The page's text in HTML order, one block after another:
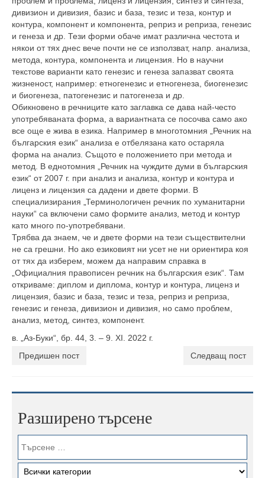
дивизион и дивизия, базис и база, тезис и теза, контур и
контура, компонент и компонента, реприз и реприза, генезис
и генеза и др. Тези форми обаче имат различна честота и
някои от тях днес вече почти не се използват, напр. анализа,
метода, контура, компонента и лицензия. Но в научни
текстове варианти като генезис и генеза запазват своята
жизненост, например: етногенезис и етногенеза, биогенезис
и биогенеза, патогенезис и патогенеза и др.
Обикновено в речниците като заглавка се дава най-често
употребяваната форма, а вариантната се посочва само ако
все още е жива в езика. Например в многотомния „Речник на
българския език“ анализа е отбелязана като остаряла
форма на анализ. Същото е положението при метода и
метод. В еднотомния „Речник на чуждите думи в българския
език“ от 2007 г. при анализ и анализа, контур и контура и
лиценз и лицензия са дадени и двете форми. В
специализирания „Терминологичен речник по хуманитарни
науки“ са включени само формите анализ, метод и контур
като много по-употребявани.
Трябва да знаем, че и двете форми на тези съществителни
не са грешни. Но ако езиковият ни усет не ни ориентира коя
от тях да изберем, можем да направим справка в
„Официалния правописен речник на българския език“. Там
откриваме: диплом и диплома, контур и контура, лиценз и
лицензия, базис и база, тезис и теза, реприз и реприза,
генезис и генеза, дивизион и дивизия, но само проблем,
анализ, метод, синтез, компонент.
в. „Аз-Буки“, бр. 44, 3. – 9. XI. 2022 г.
Предишен пост
Следващ пост
Разширено търсене